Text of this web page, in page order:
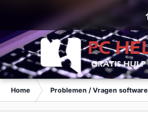
Home Problemen / Vragen